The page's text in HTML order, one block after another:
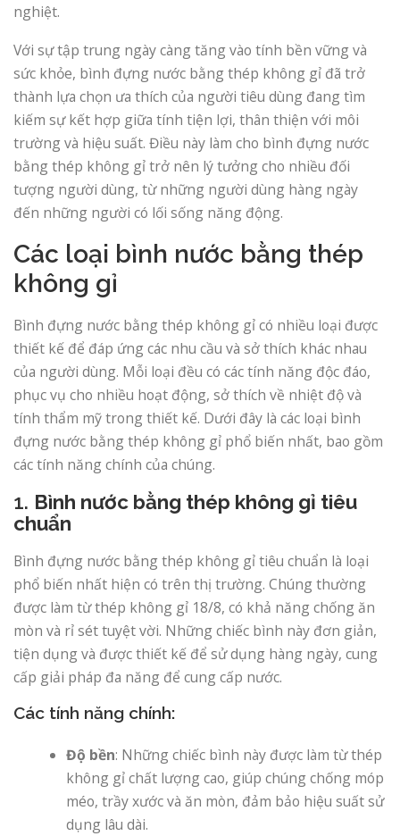
nghiệt.
Với sự tập trung ngày càng tăng vào tính bền vững và
sức khỏe, bình đựng nước bằng thép không gỉ đã trở
thành lựa chọn ưa thích của người tiêu dùng đang tìm
kiếm sự kết hợp giữa tính tiện lợi, thân thiện với môi
trường và hiệu suất. Điều này làm cho bình đựng nước
bằng thép không gỉ trở nên lý tưởng cho nhiều đối
tượng người dùng, từ những người dùng hàng ngày
đến những người có lối sống năng động.
Các loại bình nước bằng thép
không gỉ
Bình đựng nước bằng thép không gỉ có nhiều loại được
thiết kế để đáp ứng các nhu cầu và sở thích khác nhau
của người dùng. Mỗi loại đều có các tính năng độc đáo,
phục vụ cho nhiều hoạt động, sở thích về nhiệt độ và
tính thẩm mỹ trong thiết kế. Dưới đây là các loại bình
đựng nước bằng thép không gỉ phổ biến nhất, bao gồm
các tính năng chính của chúng.
1. Bình nước bằng thép không gỉ tiêu
chuẩn
Bình đựng nước bằng thép không gỉ tiêu chuẩn là loại
phổ biến nhất hiện có trên thị trường. Chúng thường
được làm từ thép không gỉ 18/8, có khả năng chống ăn
mòn và rỉ sét tuyệt vời. Những chiếc bình này đơn giản,
tiện dụng và được thiết kế để sử dụng hàng ngày, cung
cấp giải pháp đa năng để cung cấp nước.
Các tính năng chính:
Độ bền: Những chiếc bình này được làm từ thép
không gỉ chất lượng cao, giúp chúng chống móp
méo, trầy xước và ăn mòn, đảm bảo hiệu suất sử
dụng lâu dài.